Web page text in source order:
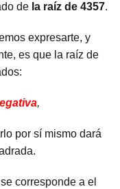
de la raíz de 4357.
expresarte, y
es que la raíz de
,
por sí mismo dará
corresponde a el